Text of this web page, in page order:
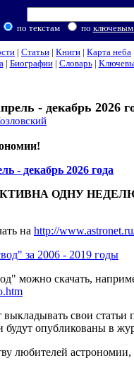
по текстам по ключевым
| Статьи | Книги | Карта неба
| Биографии| Словарь|
- декабрь 2026
- декабрь 2026 года
ОДНУ НЕДЕЛЮ.
на http://
за 2006 - 2019 годы
можно скачать,
свои статьи
будут опубликованы в
любителей